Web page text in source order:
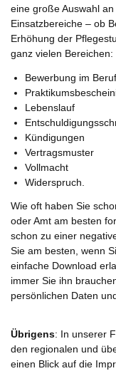
eine große Auswahl
Einsatzbereiche – ob
Erhöhung der
ganz vielen Bereichen:
Bewerbung im
Lebenslauf
Kündigungen
Vertragsmuster
Vollmacht
Widerspruch.
Wie oft haben Sie
oder Amt am besten
schon zu einer
Sie am besten, wenn
einfache Download
immer Sie ihn
persönlichen Daten
Übrigens: In unserer
den regionalen und
einen Blick auf die